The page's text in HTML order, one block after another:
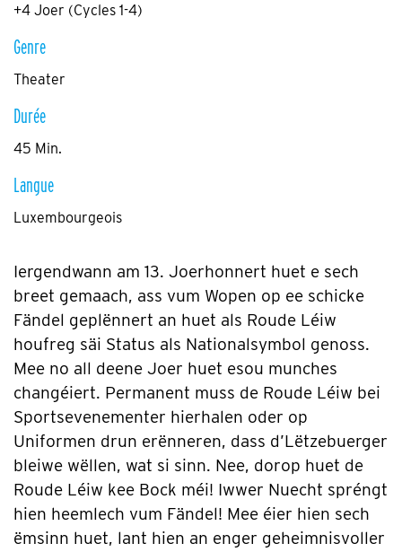
+4 Joer (Cycles 1-4)
Genre
Theater
Durée
45 Min.
Langue
Luxembourgeois
Iergendwann am 13. Joerhonnert huet e sech
breet gemaach, ass vum Wopen op ee schicke
Fändel geplënnert an huet als Roude Léiw
houfreg säi Status als Nationalsymbol genoss.
Mee no all deene Joer huet esou munches
changéiert. Permanent muss de Roude Léiw bei
Sportsevenementer hierhalen oder op
Uniformen drun erënneren, dass d’Lëtzebuerger
bleiwe wëllen, wat si sinn. Nee, dorop huet de
Roude Léiw kee Bock méi! Iwwer Nuecht spréngt
hien heemlech vum Fändel! Mee éier hien sech
ëmsinn huet, lant hien an enger geheimnisvoller